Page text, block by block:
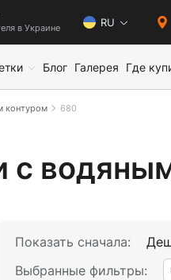
в Украине
RU
Блог Галерея Где
контуром 680
с
Показать сначала:
Выбранные фильтры: